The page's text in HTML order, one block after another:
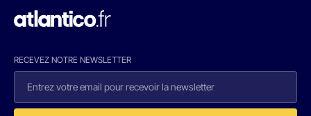
RECEVEZ NOTRE NEWSLETTER